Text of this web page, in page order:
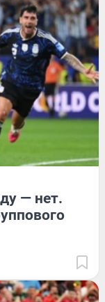
— нет.